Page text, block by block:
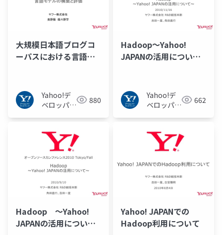
大規模日本語ブログコ
ーパスにおける言語モ
Yahoo!デ
ベロッパー
880
Hadoop〜Yahoo!
JAPANの活用につい
Yahoo!デ
ベロッパー
662
Hadoop 〜Yahoo!
JAPANの活用につい
Yahoo! JAPANでの
Hadoop利用について